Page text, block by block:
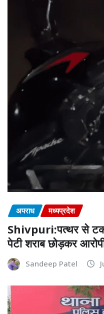
अपराध मध्यप्रदेश
Shivpuri:पत्थर से
पेटी शराब छोड़कर
Sandeep Patel